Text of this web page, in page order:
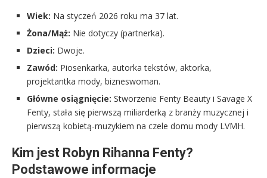
Wiek: Na styczeń 2026 roku ma 37 lat.
Żona/Mąż: Nie dotyczy (partnerka).
Dzieci: Dwoje.
Zawód: Piosenkarka, autorka tekstów, aktorka,
projektantka mody, bizneswoman.
Główne osiągnięcie: Stworzenie Fenty Beauty i Savage X
Fenty, stała się pierwszą miliarderką z branży muzycznej i
pierwszą kobietą-muzykiem na czele domu mody LVMH.
Kim jest Robyn Rihanna Fenty?
Podstawowe informacje